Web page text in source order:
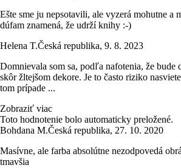
Ešte sme ju nepsotavili, ale vyzerá mohutne a
dúfam znamená, že udrží knihy :-)
Helena T.Česká republika, 9. 8. 2023
Domnievala som sa, podľa nafotenia, že bude
skôr žltejšom dekore. Je to často riziko
tom prípade ...
Zobraziť viac
Toto hodnotenie bolo automaticky preložené.
Bohdana M.Česká republika, 27. 10. 2020
Masívne, ale farba absolútne nezodpovedá
tmavšia